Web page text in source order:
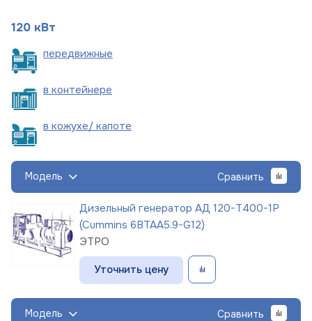
120 кВт
передвижные
в контейнере
в кожухе/ капоте
Модель Сравнить
Дизельный генератор АД 120-Т400-1Р
(Cummins 6BTAA5.9-G12)
ЭТРО
Уточнить цену
Модель Сравнить